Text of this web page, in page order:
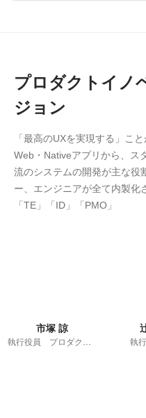
プロダクトイノ
ジョン
「最高のUXを実現する」こ
Web・Nativeアプリから、ス
流のシステムの開発が主な役
ー、エンジニアが全て内製化
「TE」「ID」「PMO」
市塚 諒
執